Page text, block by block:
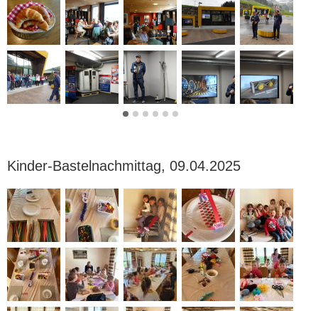
Kinder-Bastelnachmittag, 09.04.2025